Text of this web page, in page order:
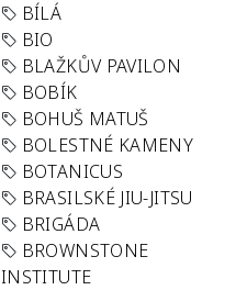
BÍLÁ
BIO
BLAŽKŮV PAVILON
BOBÍK
BOHUŠ MATUŠ
BOLESTNÉ KAMENY
BOTANICUS
BRASILSKÉ JIU-JITSU
BRIGÁDA
BROWNSTONE
INSTITUTE